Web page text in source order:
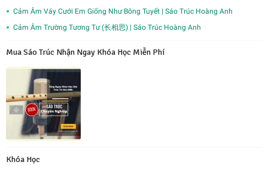
Cảm Âm Váy Cưới Em Giống Như Bông Tuyết | Sáo Trúc Hoàng Anh
Cảm Âm Trường Tương Tư (长相思) | Sáo Trúc Hoàng Anh
Mua Sáo Trúc Nhận Ngay Khóa Học Miễn Phí
Khóa Học